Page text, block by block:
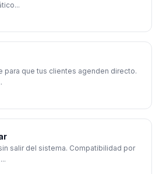
...
para que tus clientes agenden directo.
salir del sistema. Compatibilidad por
...